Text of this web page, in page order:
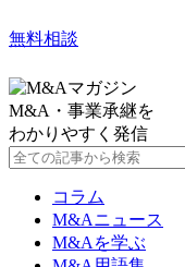
無料相談
M&A・事業承継を
わかりやすく発信
コラム
M&Aニュース
M&Aを学ぶ